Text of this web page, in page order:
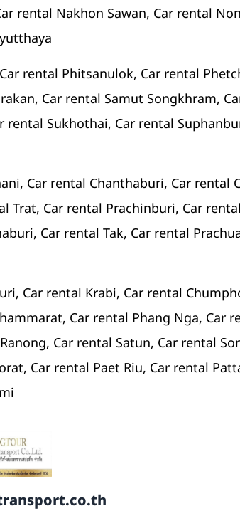
rental Nakhon Sawan, Car rental
rental Phitsanulok, Car rental
Car rental Samut Songkhram,
rental Sukhothai, Car rental
Car rental Chanthaburi, Car rental
Trat, Car rental Prachinburi, Car
Car rental Tak, Car rental
Car rental Krabi, Car rental
Car rental Phang Nga, Car
Car rental Satun, Car rental
Car rental Paet Riu, Car rental